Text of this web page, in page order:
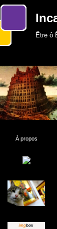
Être ô
À propos